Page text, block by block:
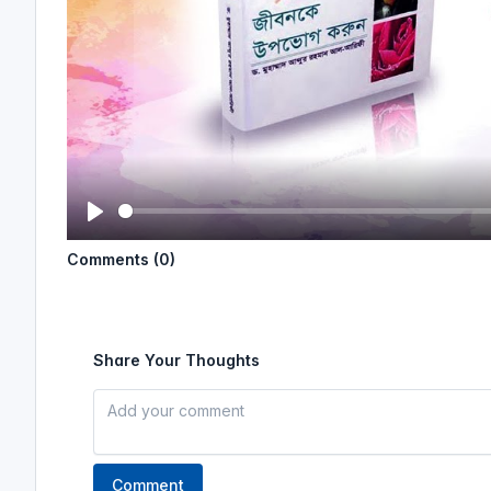
P
l
Comments (0)
Share Your Thoughts
Comment